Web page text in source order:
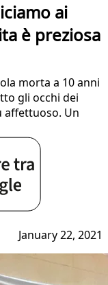
ai
è preziosa
morta a 10 anni
gli occhi dei
affettuoso. Un
January 22, 2021